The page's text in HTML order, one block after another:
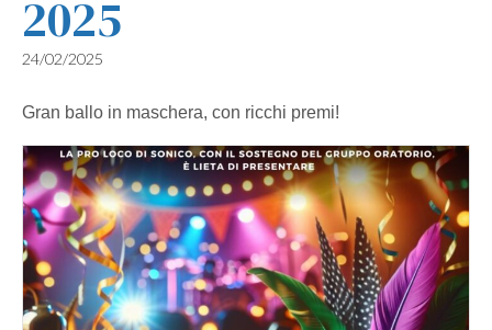
2025
24/02/2025
Gran ballo in maschera, con ricchi premi!